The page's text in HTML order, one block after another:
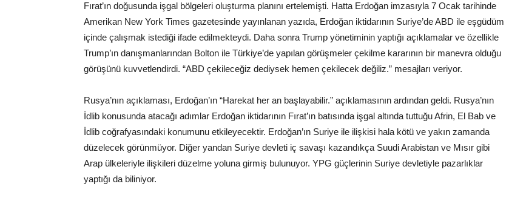
Fırat’ın doğusunda işgal bölgeleri oluşturma planını ertelemişti. Hatta Erdoğan imzasıyla 7 Ocak tarihinde
Amerikan New York Times gazetesinde yayınlanan yazıda, Erdoğan iktidarının Suriye’de ABD ile eşgüdüm
içinde çalışmak istediği ifade edilmekteydi. Daha sonra Trump yönetiminin yaptığı açıklamalar ve özellikle
Trump’ın danışmanlarından Bolton ile Türkiye’de yapılan görüşmeler çekilme kararının bir manevra olduğu
görüşünü kuvvetlendirdi. “ABD çekileceğiz dediysek hemen çekilecek değiliz.” mesajları veriyor.
Rusya’nın açıklaması, Erdoğan’ın “Harekat her an başlayabilir.” açıklamasının ardından geldi. Rusya’nın
İdlib konusunda atacağı adımlar Erdoğan iktidarının Fırat’ın batısında işgal altında tuttuğu Afrin, El Bab ve
İdlib coğrafyasındaki konumunu etkileyecektir. Erdoğan’ın Suriye ile ilişkisi hala kötü ve yakın zamanda
düzelecek görünmüyor. Diğer yandan Suriye devleti iç savaşı kazandıkça Suudi Arabistan ve Mısır gibi
Arap ülkeleriyle ilişkileri düzelme yoluna girmiş bulunuyor. YPG güçlerinin Suriye devletiyle pazarlıklar
yaptığı da biliniyor.